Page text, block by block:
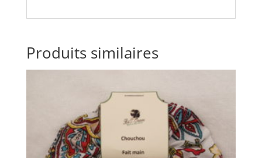
Produits similaires